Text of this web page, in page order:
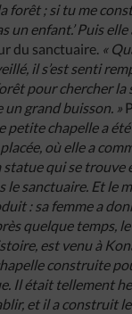
forêt ; si tu me
un enfant.’ Puis elle
du sanctuaire. «
il s’est senti
pour chercher la
grand buisson. »
petite chapelle a
où elle a
statue qui se trouve
le sanctuaire. Et le
: sa femme a
quelque temps,
est venu à
construite
Il était tellement
et il a construit